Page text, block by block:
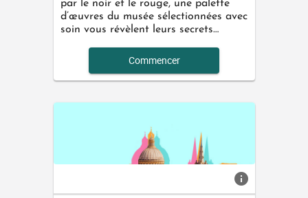
par le noir et le rouge, une palette
d’œuvres du musée sélectionnées avec
soin vous révèlent leurs secrets…
Commencer
info